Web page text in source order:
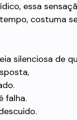
essa
costuma
silenciosa de
falha.